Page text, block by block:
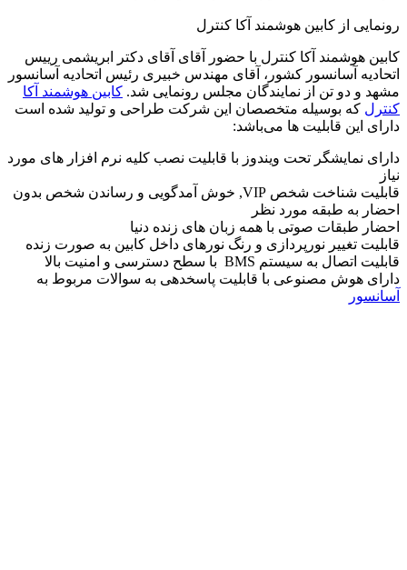
رونمایی از کابین هوشمند آکا کنترل
کابین هوشمند آکا کنترل با حضور آقای آقای دکتر ابریشمی رییس
اتحادیه آسانسور کشور، آقای مهندس خبیری رئیس اتحادیه آسانسور
مشهد و دو تن از نمایندگان مجلس رونمایی شد.کابین هوشمند آکا
کنترل که بوسیله متخصصان این شرکت طراحی و تولید شده است
دارای این قابلیت ها می‌باشد:
دارای نمایشگر تحت ویندوز با قابلیت نصب کلیه نرم افزار های مورد
نیاز
قابلیت شناخت شخص VIP, خوش آمدگویی و رساندن شخص بدون
احضار به طبقه مورد نظر
احضار طبقات صوتی با همه زبان های زنده دنیا
قابلیت تغییر نورپردازی و رنگ نورهای داخل کابین به صورت زنده
قابلیت اتصال به سیستم BMS با سطح دسترسی و امنیت بالا
دارای هوش مصنوعی با قابلیت پاسخدهی به سوالات مربوط به
آسانسور